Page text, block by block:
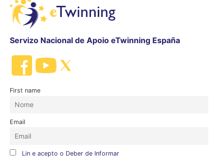
Servizo Nacional de Apoio eTwinning España
First name
Email
Lin e acepto o Deber de Informar